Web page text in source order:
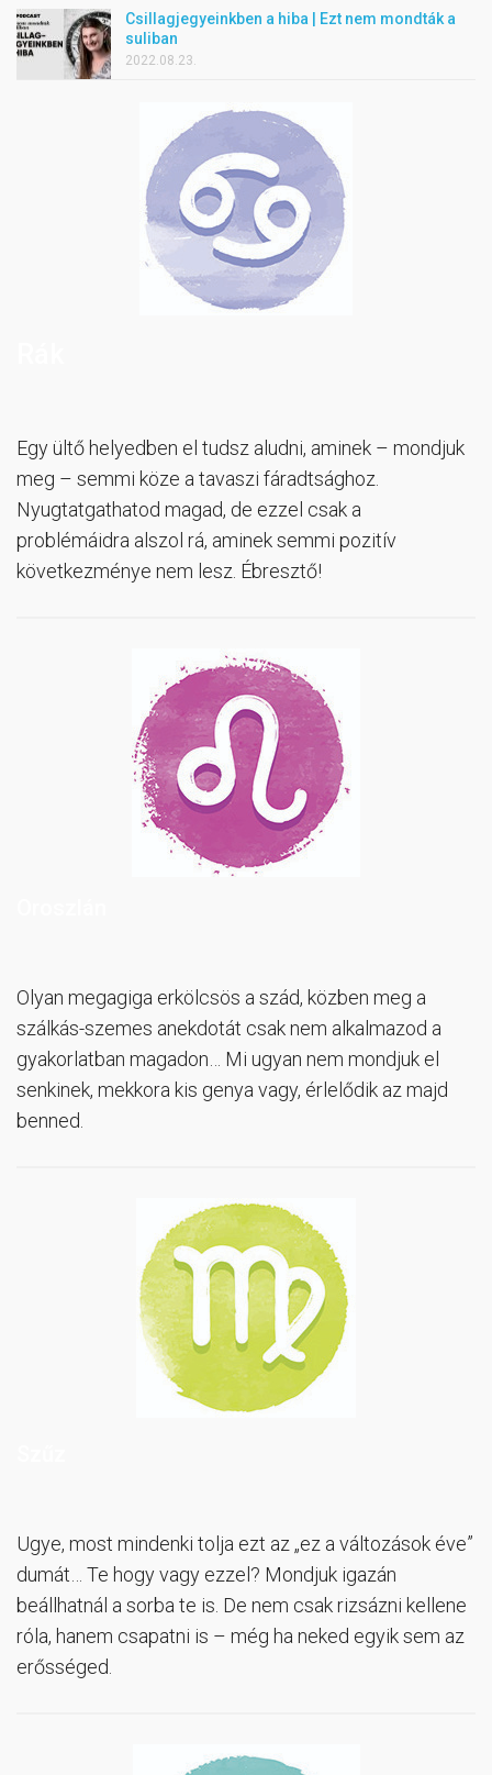
Csillagjegyeinkben a hiba | Ezt nem mondták a
suliban
2022.08.23.
Egy ültő helyedben el tudsz aludni, aminek – mondjuk
meg – semmi köze a tavaszi fáradtsághoz.
Nyugtatgathatod magad, de ezzel csak a
problémáidra alszol rá, aminek semmi pozitív
következménye nem lesz. Ébresztő!
Olyan megagiga erkölcsös a szád, közben meg a
szálkás-szemes anekdotát csak nem alkalmazod a
gyakorlatban magadon… Mi ugyan nem mondjuk el
senkinek, mekkora kis genya vagy, érlelődik az majd
benned.
Ugye, most mindenki tolja ezt az „ez a változások éve”
dumát… Te hogy vagy ezzel? Mondjuk igazán
beállhatnál a sorba te is. De nem csak rizsázni kellene
róla, hanem csapatni is – még ha neked egyik sem az
erősséged.